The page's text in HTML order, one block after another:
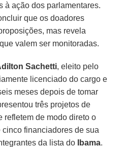
à ação dos parlamentares.
que os doadores
mas revela
valem ser monitoradas.
Sachetti, eleito pelo
licenciado do cargo e
meses depois de tomar
três projetos de
refletem de modo direto o
financiadores de sua
da lista do
Ibama.